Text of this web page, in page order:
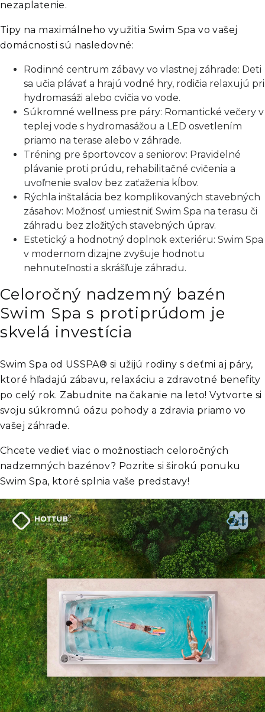
nezaplatenie.
Tipy na maximálneho využitia Swim Spa vo vašej
domácnosti sú nasledovné:
Rodinné centrum zábavy vo vlastnej záhrade: Deti
sa učia plávať a hrajú vodné hry, rodičia relaxujú pri
hydromasáži alebo cvičia vo vode.
Súkromné wellness pre páry: Romantické večery v
teplej vode s hydromasážou a LED osvetlením
priamo na terase alebo v záhrade.
Tréning pre športovcov a seniorov: Pravidelné
plávanie proti prúdu, rehabilitačné cvičenia a
uvoľnenie svalov bez zaťaženia kĺbov.
Rýchla inštalácia bez komplikovaných stavebných
zásahov: Možnosť umiestniť Swim Spa na terasu či
záhradu bez zložitých stavebných úprav.
Estetický a hodnotný doplnok exteriéru: Swim Spa
v modernom dizajne zvyšuje hodnotu
nehnuteľnosti a skrášľuje záhradu.
Celoročný nadzemný bazén
Swim Spa s protiprúdom je
skvelá investícia
Swim Spa od USSPA® si užijú rodiny s deťmi aj páry,
ktoré hľadajú zábavu, relaxáciu a zdravotné benefity
po celý rok. Zabudnite na čakanie na leto! Vytvorte si
svoju súkromnú oázu pohody a zdravia priamo vo
vašej záhrade.
Chcete vedieť viac o možnostiach celoročných
nadzemných bazénov? Pozrite si širokú ponuku
Swim Spa, ktoré splnia vaše predstavy!